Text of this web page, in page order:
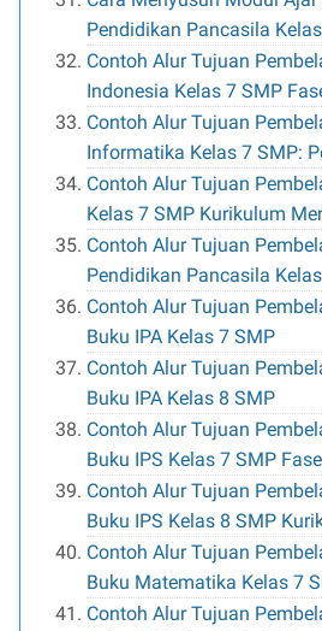
Pendidikan Pancasila
Contoh Alur Tujuan
Indonesia Kelas 7 SMP
Contoh Alur Tujuan
Informatika Kelas 7 SMP:
Contoh Alur Tujuan
Kelas 7 SMP Kurikulum
Contoh Alur Tujuan
Pendidikan Pancasila
Contoh Alur Tujuan
Buku IPA Kelas 7 SMP
Contoh Alur Tujuan
Buku IPA Kelas 8 SMP
Contoh Alur Tujuan
Buku IPS Kelas 7 SMP
Contoh Alur Tujuan
Buku IPS Kelas 8 SMP
Contoh Alur Tujuan
Buku Matematika Kelas 7
Contoh Alur Tujuan